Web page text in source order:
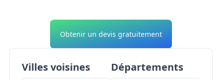
Obtenir un devis gratuitement
Villes voisines Départements